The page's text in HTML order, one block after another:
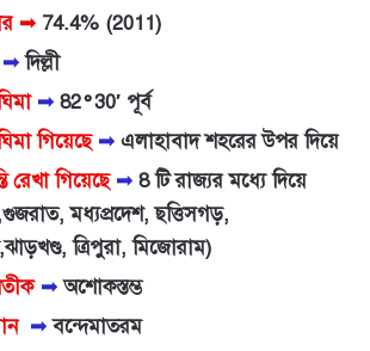
➟ 74.4% (2011)
➟দিল্লী
➟ 82°30′ পূর্ব
গিয়েছে ➟ এলাহাবাদ শহরের উপর দিয়ে
রেখা গিয়েছে ➟ 8 টি রাজ্যর মধ্যে দিয়ে
মধ্যপ্রদেশ, ছত্তিসগড়,
ত্রিপুরা, মিজোরাম)
➟অশোকস্তম্ভ
➟বন্দেমাতরম